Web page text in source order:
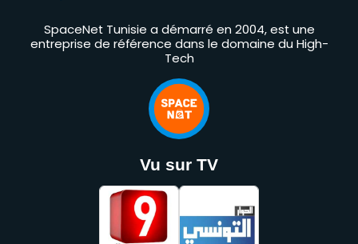
SpaceNet Tunisie a démarré en 2004, est une
entreprise de référence dans le domaine du High-
Tech
Vu sur TV